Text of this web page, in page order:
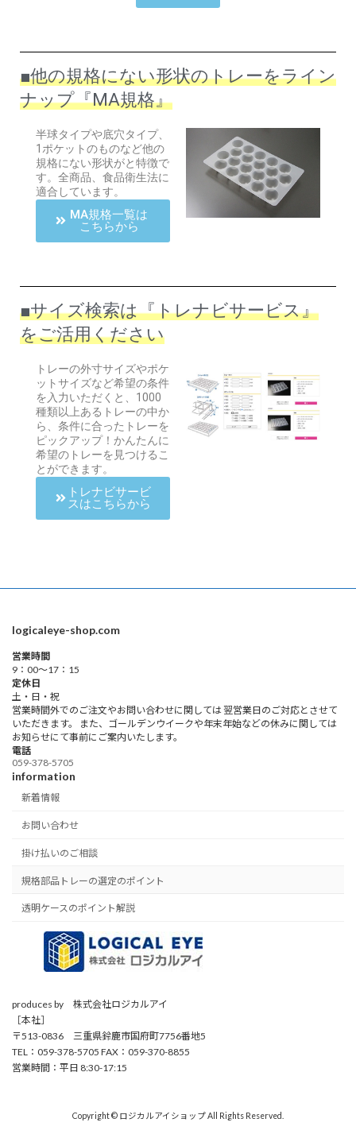
■他の規格にない形状のトレーをライン
ナップ『MA規格』
半球タイプや底穴タイプ、
1ポケットのものなど他の
規格にない形状がと特徴で
す。全商品、食品衛生法に
適合しています。
MA規格一覧は
こちらから
■サイズ検索は『トレナビサービス』
をご活用ください
トレーの外寸サイズやポケ
ットサイズなど希望の条件
を入力いただくと、1000
種類以上あるトレーの中か
ら、条件に合ったトレーを
ピックアップ！かんたんに
希望のトレーを見つけるこ
とができます。
トレナビサービ
スはこちらから
logicaleye-shop.com
営業時間
9：00～17：15
定休日
土・日・祝
営業時間外でのご注文やお問い合わせに関しては 翌営業日のご対応とさせて
いただきます。 また、ゴールデンウイークや年末年始などの休みに関しては
お知らせにて事前にご案内いたします。
電話
059-378-5705
information
新着情報
お問い合わせ
掛け払いのご相談
規格部品トレーの選定のポイント
透明ケースのポイント解説
produces by 株式会社ロジカルアイ
［本社］
〒513-0836 三重県鈴鹿市国府町7756番地5
TEL：059-378-5705 FAX：059-370-8855
営業時間：平日 8:30-17:15
Copyright © ロジカルアイショップ All Rights Reserved.